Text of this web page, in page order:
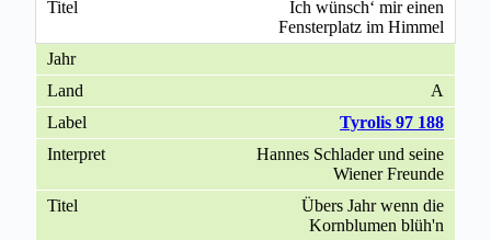
Ich wünsch‘ mir einen
Fensterplatz im Himmel
A
Tyrolis 97 188
Hannes Schlader und seine
Wiener Freunde
Übers Jahr wenn die
Kornblumen blüh'n